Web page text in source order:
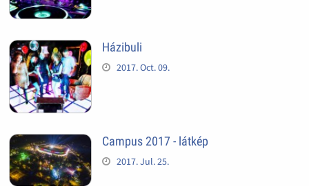
Házibuli
2017. Oct. 09.
Campus 2017 - látkép
2017. Jul. 25.